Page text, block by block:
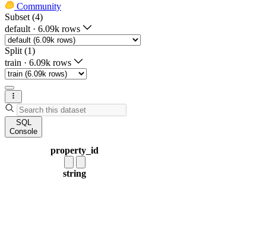
Community
Subset (4)
default · 6.09k rows
Split (1)
train · 6.09k rows
SQL
Console
property_id
string